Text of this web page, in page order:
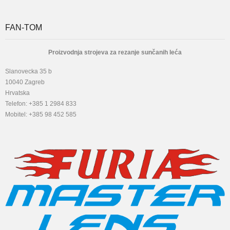
FAN-TOM
Proizvodnja strojeva za rezanje sunčanih leća
Slanovecka 35 b
10040 Zagreb
Hrvatska
Telefon: +385 1 2984 833
Mobitel: +385 98 452 585